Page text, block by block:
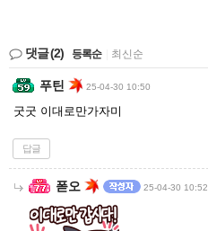
댓글(2) 등록순 최신순
푸틴 25-04-30 10:50
굿굿 이대로만가자미
답글
폳오 25-04-30 10:52